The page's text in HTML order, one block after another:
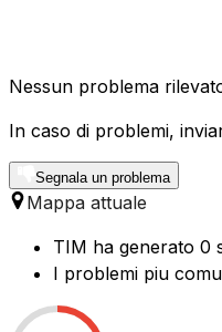
Nessun problema
In caso di problemi,
Segnala un problema
Mappa attuale
TIM ha generato 0
I problemi piu